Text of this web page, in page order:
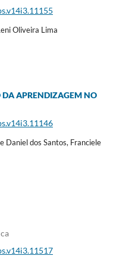
Oliveira Lima
DA APRENDIZAGEM NO
Daniel dos Santos, Franciele